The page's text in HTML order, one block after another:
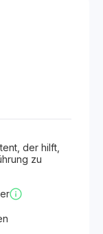
der hilft,
zu